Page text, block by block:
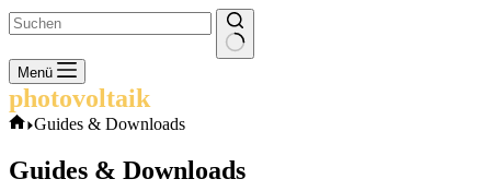
Keine
Ergebnisse
Menü
photovoltaik
Start
Guides & Downloads
Guides & Downloads